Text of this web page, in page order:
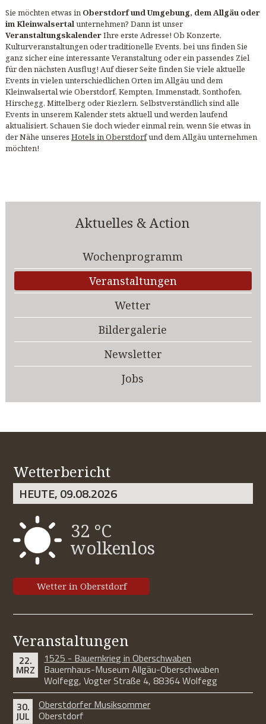
Sie möchten etwas in Oberstdorf und Umgebung, dem Allgäu oder
im Kleinwalsertalunternehmen? Dann ist unser
VeranstaltungskalenderIhre erste Adresse! Ob Konzerte,
Kulturveranstaltungen oder traditionelle Events, bei uns finden Sie
ganz sicher eine interessante Veranstaltung oder ein passendes Ziel
für den nächsten Ausflug! Auf dieser Seite finden Sie viele aktuelle
Events in vielen unterschiedlichen Orten im Allgäu und dem
Kleinwalsertal wie Oberstdorf, Kempten, Immenstadt, Sonthofen,
Hirschegg, Mittelberg oder Riezlern. Selbstverständlich sind alle
Events in unserem Kalender stets aktuell und werden laufend
aktualisiert. Schauen Sie doch wieder einmal rein, wenn Sie etwas in
der Nähe unseres Hotels in Oberstdorfund dem Allgäu unternehmen
möchten!
Aktuelles & Action
Wochenprogramm
Veranstaltungen
Wetter
Bildergalerie
Newsletter
Jobs
Wetterbericht
HEUTE, 09.08.2026
32 °C
wolkenlos
Wetter in Oberstdorf
Veranstaltungen
22.
MRZ
1525 - Bauernkrieg in Oberschwaben
Bauernhaus-Museum Allgäu-Oberschwaben
Wolfegg, Vogter Straße 4, 88364 Wolfegg
30.
JUL
Oberstdorfer Musiksommer
Oberstdorf